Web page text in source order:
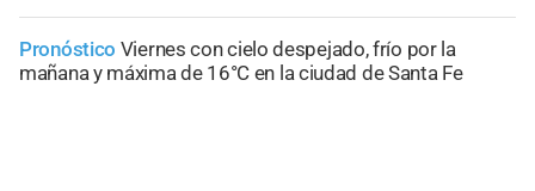
Pronóstico Viernes con cielo despejado, frío por la
mañana y máxima de 16°C en la ciudad de Santa Fe